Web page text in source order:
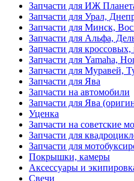
Запчасти для ИЖ
Запчасти для Урал,
Запчасти для Минск,
Запчасти для Альфа,
Запчасти для
Запчасти для Yamaha,
Запчасти для Муравей,
Запчасти для Ява
Запчасти на автомобили
Запчасти для Ява
Уценка
Запчасти на советские
Запчасти для
Запчасти для
Покрышки, камеры
Аксессуары и
Свечи